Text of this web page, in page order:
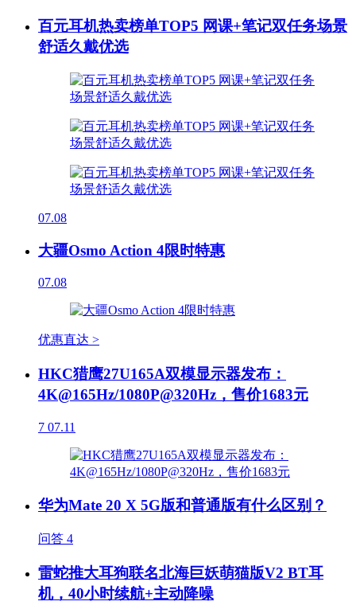
百元耳机热卖榜单TOP5 网课+笔记双任务场景
舒适久戴优选
07.08
大疆Osmo Action 4限时特惠
07.08
优惠直达 >
HKC猎鹰27U165A双模显示器发布：
4K@165Hz/1080P@320Hz，售价1683元
7 07.11
华为Mate 20 X 5G版和普通版有什么区别？
问答 4
雷蛇推大耳狗联名北海巨妖萌猫版V2 BT耳
机，40小时续航+主动降噪